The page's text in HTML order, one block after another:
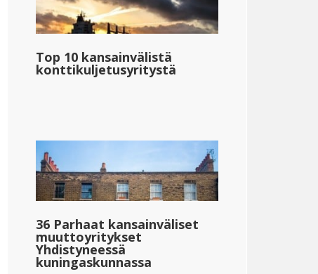
Top 10 kansainvälistä
konttikuljetusyritystä
36 Parhaat kansainväliset
muuttoyritykset
Yhdistyneessä
kuningaskunnassa